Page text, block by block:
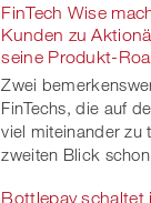
FinTech Wise
Kunden zu
seine Produkt-
Zwei
FinTechs, die auf
viel miteinander zu
zweiten Blick
Bottlepay schaltet